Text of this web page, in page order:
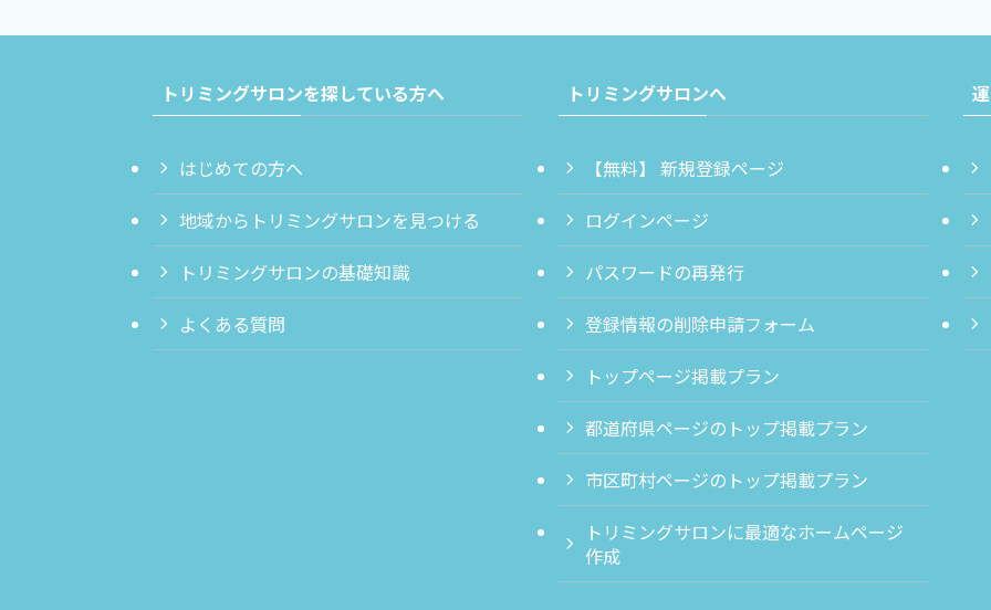
トリミングサロンを探している方へ
はじめての方へ
地域からトリミングサロンを見つける
トリミングサロンの基礎知識
よくある質問
トリミングサロンへ
【無料】 新規登録ページ
ログインページ
パスワードの再発行
登録情報の削除申請フォーム
トップページ掲載プラン
都道府県ページのトップ掲載プラン
市区町村ページのトップ掲載プラン
トリミングサロンに最適なホームページ
作成